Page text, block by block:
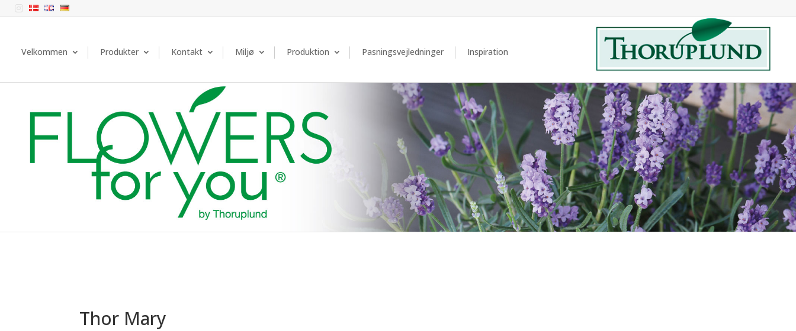
Velkommen Produkter Kontakt Miljø Produktion Pasningsvejledninger Inspiration
Thor Mary